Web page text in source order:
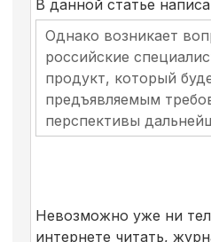
В данной статье
Однако возникает
российские
продукт, который
предъявляемым
перспективы
Невозможно уже ни
интернете читать,